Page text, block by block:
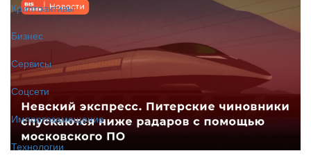
Криптоактивы
Бизнес
Сервисы
Соцсети
Импортозамещение
Технологии